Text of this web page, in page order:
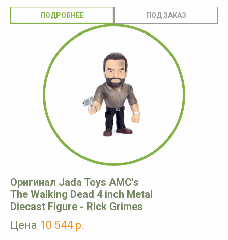
ПОДРОБНЕЕ
Оригинал Jada Toys AMC's
The Walking Dead 4 inch Metal
Diecast Figure - Rick Grimes
Цена 10 544 р.